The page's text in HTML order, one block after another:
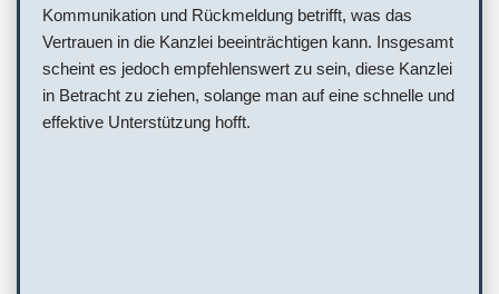
Kommunikation und Rückmeldung betrifft, was das
Vertrauen in die Kanzlei beeinträchtigen kann. Insgesamt
scheint es jedoch empfehlenswert zu sein, diese Kanzlei
in Betracht zu ziehen, solange man auf eine schnelle und
effektive Unterstützung hofft.